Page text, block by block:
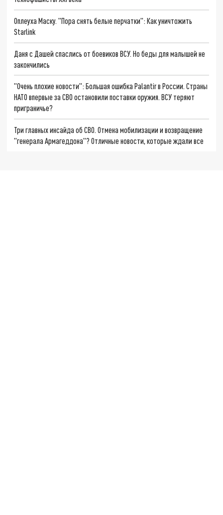
Оплеуха Маску. "Пора снять белые перчатки": Как уничтожить
Starlink
Даня с Дашей спаслись от боевиков ВСУ. Но беды для малышей не
закончились
"Очень плохие новости": Большая ошибка Palantir в России. Страны
НАТО впервые за СВО остановили поставки оружия. ВСУ теряют
приграничье?
Три главных инсайда об СВО. Отмена мобилизации и возвращение
"генерала Армагеддона"? Отличные новости, которые ждали все